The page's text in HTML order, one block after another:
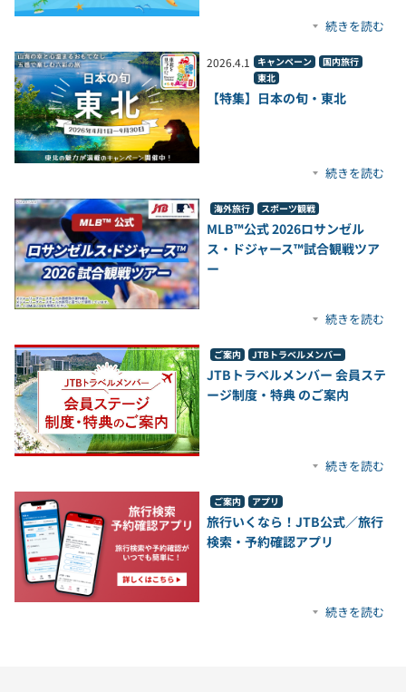
続きを読む
2026.4.1 キャンペーン
国内旅行
東北
【特集】日本の旬・東北
続きを読む
海外旅行 スポーツ観戦
MLB™公式 2026ロサンゼル
ス・ドジャース™試合観戦ツア
ー
続きを読む
ご案内 JTBトラベルメンバー
JTBトラベルメンバー 会員ステ
ージ制度・特典 のご案内
続きを読む
ご案内 アプリ
旅行いくなら！JTB公式／旅行
検索・予約確認アプリ
続きを読む